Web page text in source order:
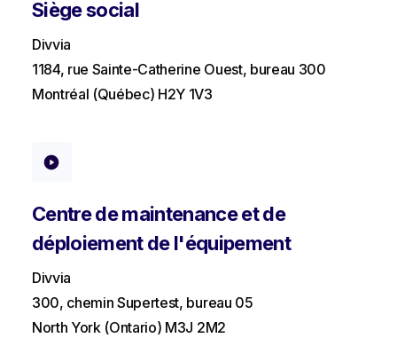
Siège social
Divvia
1184, rue Sainte-Catherine Ouest, bureau 300
Montréal (Québec) H2Y 1V3
Centre de maintenance et de
déploiement de l'équipement
Divvia
300, chemin Supertest, bureau 05
North York (Ontario) M3J 2M2